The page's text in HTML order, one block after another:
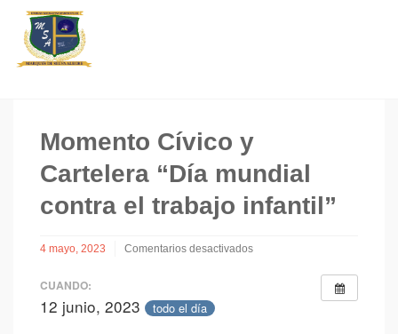
Momento Cívico y
Cartelera “Día mundial
contra el trabajo infantil”
4 mayo, 2023
Comentarios desactivados
y
CUANDO:
12 junio, 2023 todo el día